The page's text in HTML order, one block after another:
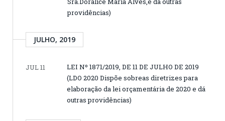
providências)
JULHO, 2019
JUL 11
LEI Nº 1871/2019, DE 11 DE JULHO DE 2019
(LDO 2020 Dispõe sobreas diretrizes para
elaboração da lei orçamentária de 2020 e dá
outras providências)